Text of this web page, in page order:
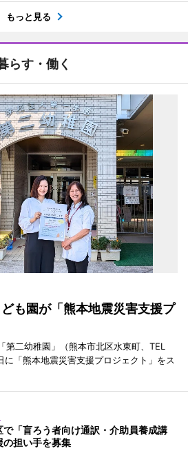
もっと見る
らす・働く
も園が「熊本地震災害支援プ
第二幼稚園」（熊本市北区水東町、TEL
「熊本地震災害支援プロジェクト」をス
で「盲ろう者向け通訳・介助員養成講
担い手を募集